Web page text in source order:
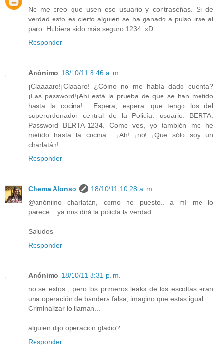
No me creo que usen ese usuario y contraseñas. Si de
verdad esto es cierto alguien se ha ganado a pulso irse al
paro. Hubiera sido más seguro 1234. xD
Responder
Anónimo 18/10/11 8:46 a. m.
¡Claaaaro!¡Claaaro! ¿Cómo no me había dado cuenta?
¡Las password!¡Ahí está la prueba de que se han metido
hasta la cocina!... Espera, espera, que tengo los del
superordenador central de la Policía: usuario: BERTA.
Password BERTA-1234. Como ves, yo también me he
metido hasta la cocina... ¡Ah! ¡no! ¡Que sólo soy un
charlatán!
Responder
Chema Alonso
18/10/11 10:28 a. m.
@anónimo charlatán, como he puesto.. a mí me lo
parece... ya nos dirá la policía la verdad...
Saludos!
Responder
Anónimo 18/10/11 8:31 p. m.
no se estos , pero los primeros leaks de los escoltas eran
una operación de bandera falsa, imagino que estas igual.
Criminalizar lo llaman...
alguien dijo operación gladio?
Responder